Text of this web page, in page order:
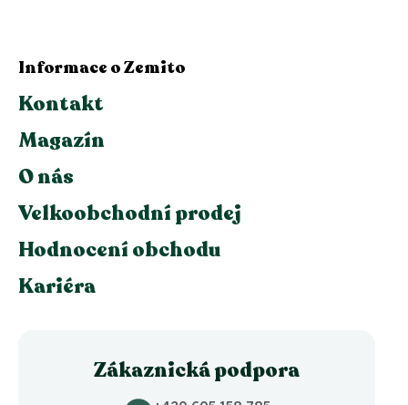
Informace o Zemito
Kontakt
Magazín
O nás
Velkoobchodní prodej
Hodnocení obchodu
Kariéra
Zákaznická podpora